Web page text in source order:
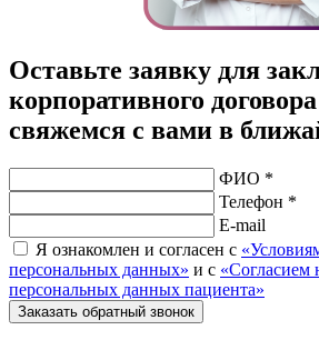
Оставьте заявку для
корпоративного
свяжемся с вами в
ФИО *
Телефон *
E-mail
Я ознакомлен и согласен с
персональных данных» и с «Согласием
персональных данных пациента»
Заказать обратный звонок